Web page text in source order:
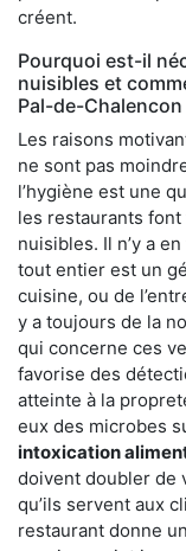
créent.
Pourquoi est-il
nuisibles et
Pal-de-Chalencon
Les raisons
ne sont pas
l’hygiène est une
les restaurants
nuisibles. Il n’y a
tout entier est un
cuisine, ou de
y a toujours de la
qui concerne ces
favorise des
atteinte à la
eux des microbes
intoxication
doivent doubler de
qu’ils servent aux
restaurant donne